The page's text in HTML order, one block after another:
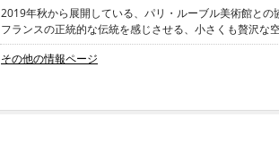
2019年秋から展開している、パリ・ルーブル美術館と
フランスの正統的な伝統を感じさせる、小さくも贅沢な
その他の情報ページ